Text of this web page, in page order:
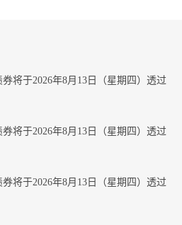
将于2026年8月13日（星期四）透过
将于2026年8月13日（星期四）透过
将于2026年8月13日（星期四）透过